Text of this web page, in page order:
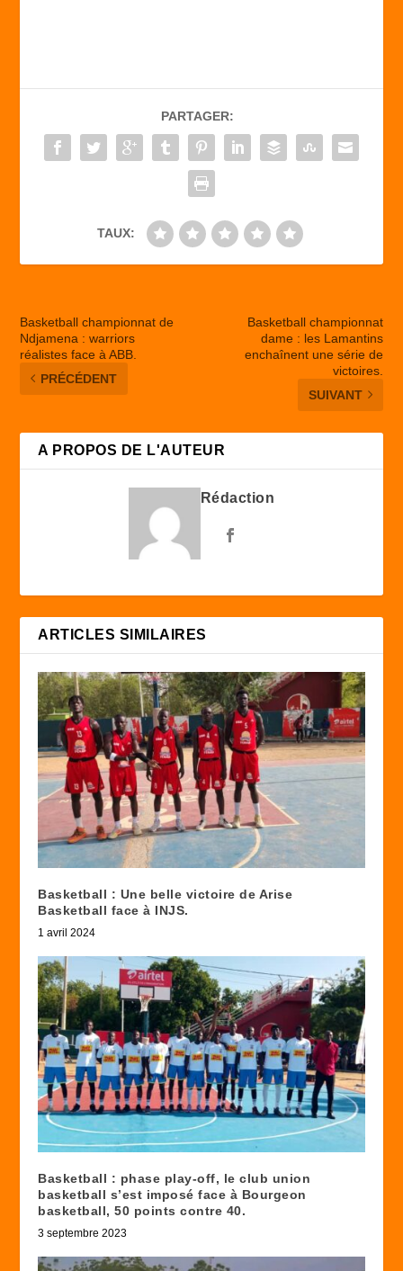
b
o
o
d
o
n
er
PARTAGER:
TAUX:
Basketball championnat de
Ndjamena : warriors
réalistes face à ABB.
PRÉCÉDENT
Basketball championnat
dame : les Lamantins
enchaînent une série de
victoires.
SUIVANT
A PROPOS DE L'AUTEUR
Rédaction
ARTICLES SIMILAIRES
Basketball : Une belle victoire de Arise
Basketball face à INJS.
1 avril 2024
Basketball : phase play-off, le club union
basketball s’est imposé face à Bourgeon
basketball, 50 points contre 40.
3 septembre 2023